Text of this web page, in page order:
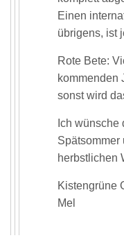
Einen
übrigens, ist
Rote Bete:
kommenden
sonst wird
Ich
herbstlichen
Kistengrüne
Mel